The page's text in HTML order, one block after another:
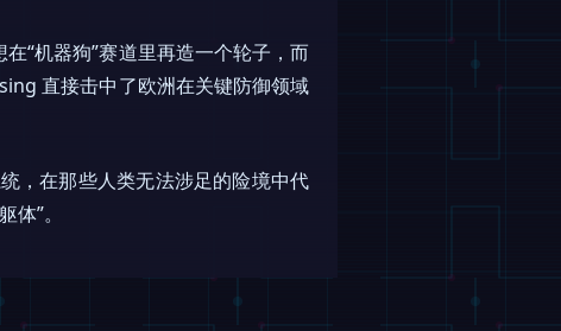
“机器狗”赛道里再造一个轮子，而
直接击中了欧洲在关键防御领域
，在那些人类无法涉足的险境中代
”。